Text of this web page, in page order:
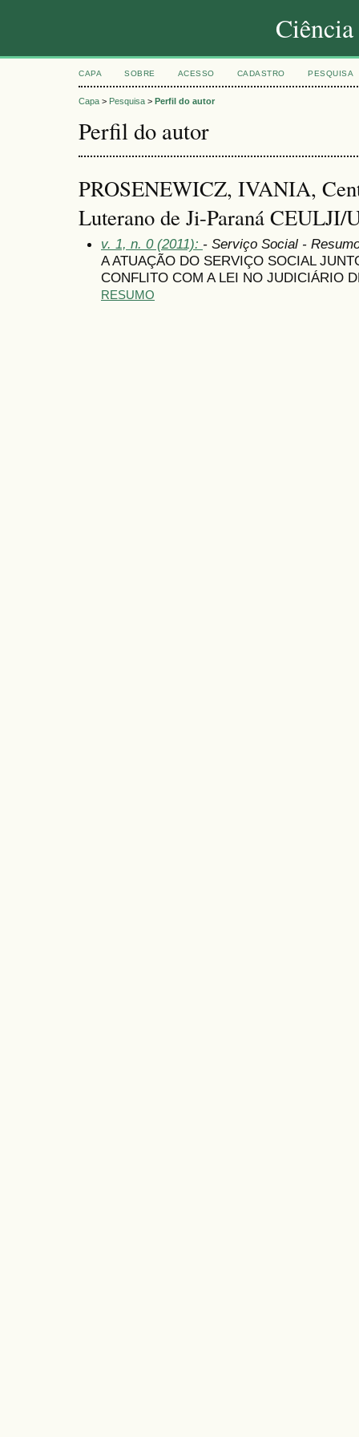
CAPA SOBRE ACESSO CADASTRO PESQUISA
Capa > Pesquisa > Perfil do autor
Perfil do autor
PROSENEWICZ, IVANIA,
Luterano de Ji-Paraná
v. 1, n. 0 (2011): - Serviço Social -
A ATUAÇÃO DO SERVIÇO SOCIAL
CONFLITO COM A LEI NO JUDICIÁRIO
RESUMO